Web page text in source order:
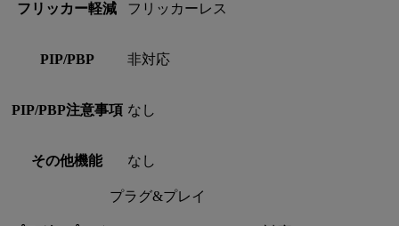
フリッカー軽減 フリッカーレス
PIP/PBP 非対応
PIP/PBP注意事項 なし
その他機能 なし
プラグ&プレイ